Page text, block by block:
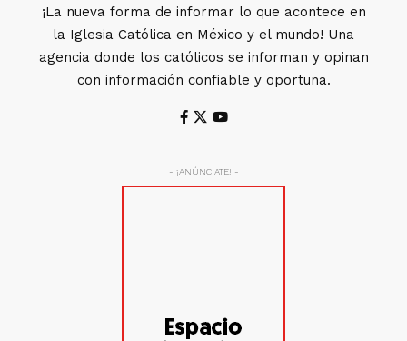
¡La nueva forma de informar lo que acontece en
la Iglesia Católica en México y el mundo! Una
agencia donde los católicos se informan y opinan
con información confiable y oportuna.
- ¡ANÚNCIATE! -